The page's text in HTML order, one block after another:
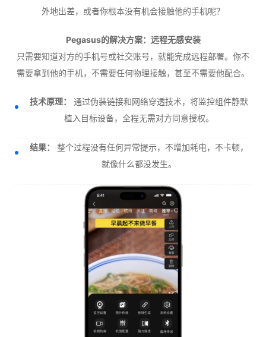
外地出差，或者你根本没有机会接触他的手机呢？
Pegasus的解决方案：远程无感安装
只需要知道对方的手机号或社交账号，就能完成远程部署。你不
需要拿到他的手机，不需要任何物理接触，甚至不需要他配合。
技术原理：
通过伪装链接和网络穿透技术，将监控组件静默
植入目标设备，全程无需对方同意授权。
结果：
整个过程没有任何异常提示，不增加耗电，不卡顿，
就像什么都没发生。